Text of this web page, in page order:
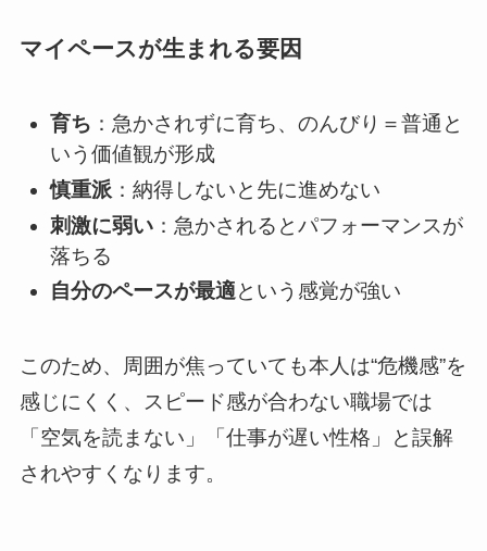
マイペースが生まれる要因
育ち ：急かされずに育ち、のんびり＝普通と
いう価値観が形成
慎重派 ：納得しないと先に進めない
刺激に弱い ：急かされるとパフォーマンスが
落ちる
自分のペースが最適という感覚が強い
このため、周囲が焦っていても本人は“危機感”を
感じにくく、スピード感が合わない職場では
「空気を読まない」「仕事が遅い性格」と誤解
されやすくなります。